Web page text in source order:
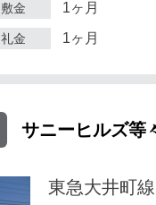
敷金 1ヶ月
礼金 1ヶ月
サニーヒルズ等
東急大井町